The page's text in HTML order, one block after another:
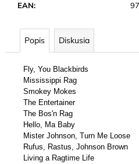
EAN:
Popis Diskusia
Fly, You Blackbirds
Mississippi Rag
Smokey Mokes
The Entertainer
The Bos'n Rag
Hello, Ma Baby
Mister Johnson, Turn Me Loose
Rufus, Rastus, Johnson Brown
Living a Ragtime Life